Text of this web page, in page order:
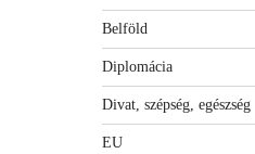
Belföld
Diplomácia
Divat, szépség, egészség
EU